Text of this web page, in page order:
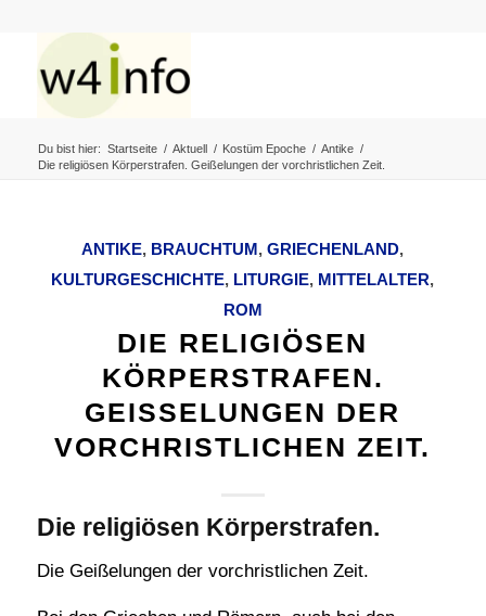
Du bist hier: Startseite / Aktuell / Kostüm Epoche / Antike /
Die religiösen Körperstrafen. Geißelungen der vorchristlichen Zeit.
ANTIKE, BRAUCHTUM,GRIECHENLAND,
KULTURGESCHICHTE, LITURGIE, MITTELALTER,
ROM
DIE RELIGIÖSEN
KÖRPERSTRAFEN.
GEISSELUNGEN DER V
ORCHRISTLICHEN ZEIT.
Die religiösen Körperstrafen.
Die Geißelungen der vorchristlichen Zeit.